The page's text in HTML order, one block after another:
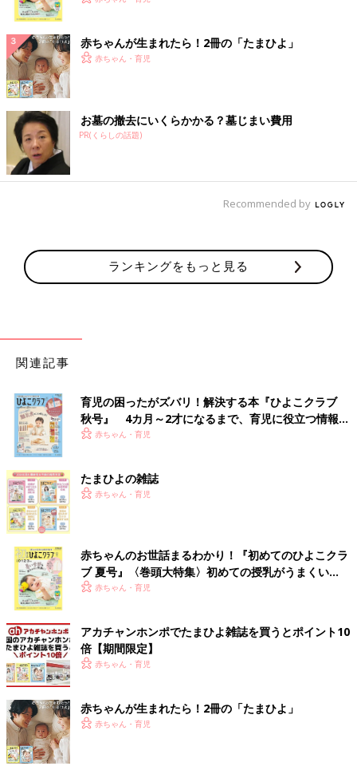
赤ちゃんが生まれたら！2冊の「たまひよ」
赤ちゃん・育児
お墓の撤去にいくらかかる？墓じまい費用
PR(くらしの話題)
Recommended by
ランキングをもっと見る
関連記事
育児の困ったがズバリ！解決する本『ひよこクラブ
秋号』 4カ月～2才になるまで、育児に役立つ情報が
いっぱい！
赤ちゃん・育児
たまひよの雑誌
赤ちゃん・育児
赤ちゃんのお世話まるわかり！『初めてのひよこクラ
ブ 夏号』〈巻頭大特集〉初めての授乳がうまくい
く！ おっぱい・ミルクの基本と夏のトラブル 解決テ
赤ちゃん・育児
アカチャンホンポでたまひよ雑誌を買うとポイント10
倍【期間限定】
赤ちゃん・育児
赤ちゃんが生まれたら！2冊の「たまひよ」
赤ちゃん・育児